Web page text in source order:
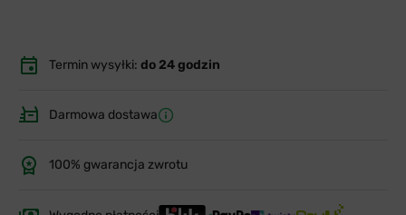
Termin wysyłki: do 24 godzin
Darmowa dostawa
100% gwarancja zwrotu